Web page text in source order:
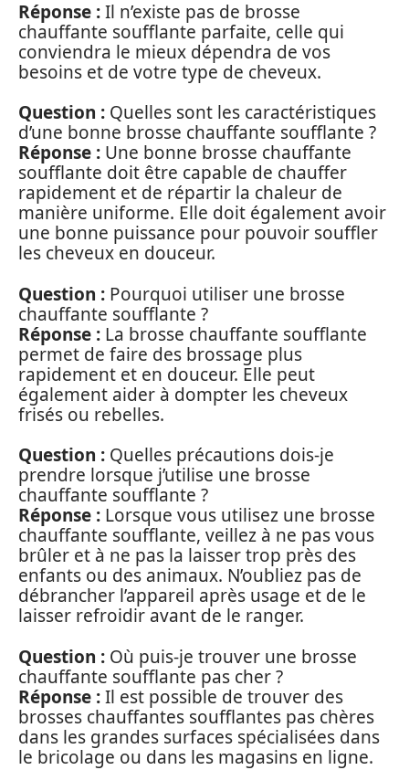
Réponse :Il n’existe pas de brosse
chauffante soufflante parfaite, celle qui
conviendra le mieux dépendra de vos
besoins et de votre type de cheveux.
Question : Quelles sont les caractéristiques
d’une bonne brosse chauffante soufflante ?
Réponse : Une bonne brosse chauffante
soufflante doit être capable de chauffer
rapidement et de répartir la chaleur de
manière uniforme. Elle doit également avoir
une bonne puissance pour pouvoir souffler
les cheveux en douceur.
Question : Pourquoi utiliser une brosse
chauffante soufflante ?
Réponse : La brosse chauffante soufflante
permet de faire des brossage plus
rapidement et en douceur. Elle peut
également aider à dompter les cheveux
frisés ou rebelles.
Question : Quelles précautions dois-je
prendre lorsque j’utilise une brosse
chauffante soufflante ?
Réponse : Lorsque vous utilisez une brosse
chauffante soufflante, veillez à ne pas vous
brûler et à ne pas la laisser trop près des
enfants ou des animaux. N’oubliez pas de
débrancher l’appareil après usage et de le
laisser refroidir avant de le ranger.
Question : Où puis-je trouver une brosse
chauffante soufflante pas cher ?
Réponse :Il est possible de trouver des
brosses chauffantes soufflantes pas chères
dans les grandes surfaces spécialisées dans
le bricolage ou dans les magasins en ligne.